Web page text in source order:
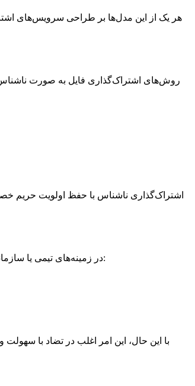
هر یک از این مدل‌ها بر طراحی سرویس‌های
روش‌های اشتراک‌گذاری فایل به صورت ناشناس
در زمینه‌های تیمی یا سازمانی، مرتبط کردن اشتراک‌گذاری فایل با هویت دیجیتال تأیید شده برای مسئولیت‌پذیری، قابلیت حسابرسی و مدیریت مجوزها ضروری است. هویت اجازه می‌دهد:
با این حال، این امر اغلب در تضاد با